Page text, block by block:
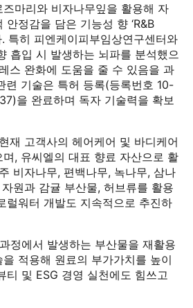
마리와 비자나무잎을 활용해 자
정감을 담은 기능성 향 ‘R&B
특히 피엔케이피부임상연구센터와
흡입 시 발생하는 뇌파를 분석했으
스 완화에 도움을 줄 수 있음을 과
련 기술은 특허 등록(등록번호 10-
을 완료하며 독자 기술력을 확보
재 고객사의 헤어케어 및 바디케어
, 유씨엘의 대표 향료 자산으로 활
비자나무, 편백나무, 녹나무, 삼나
원과 감귤 부산물, 허브류를 활용
럴워터 개발도 지속적으로 추진하
정에서 발생하는 부산물을 재활용
적용해 원료의 부가가치를 높이
티 및 ESG 경영 실천에도 힘쓰고